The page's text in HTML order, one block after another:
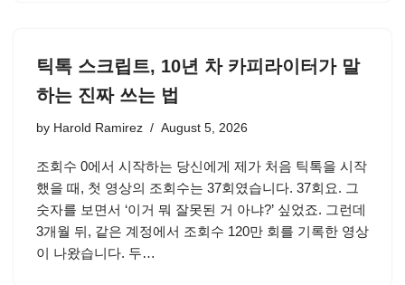
틱톡 스크립트, 10년 차 카피라이터가 말
하는 진짜 쓰는 법
by Harold Ramirez August 5, 2026
조회수 0에서 시작하는 당신에게 제가 처음 틱톡을 시작
했을 때, 첫 영상의 조회수는 37회였습니다. 37회요. 그
숫자를 보면서 ‘이거 뭐 잘못된 거 아냐?’ 싶었죠. 그런데
3개월 뒤, 같은 계정에서 조회수 120만 회를 기록한 영상
이 나왔습니다. 두…